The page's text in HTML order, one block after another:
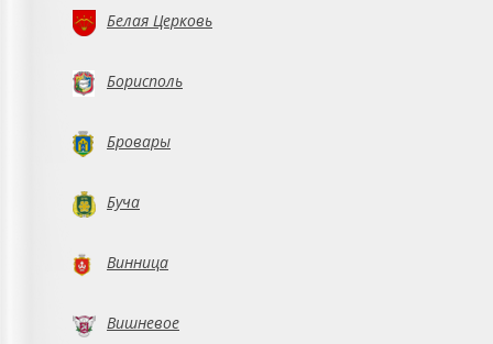
Белая Церковь
Борисполь
Бровары
Буча
Винница
Вишневое